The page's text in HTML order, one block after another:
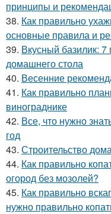
принципы и
38. Как правильно
основные правила и
39. Вкусный базилик:
домашнего стола
40. Весенние
41. Как правильно
винограднике
42. Все, что нужно
год
43. Строительство
44. Как правильно
огород без мозолей?
45. Как правильно
нужно правильно